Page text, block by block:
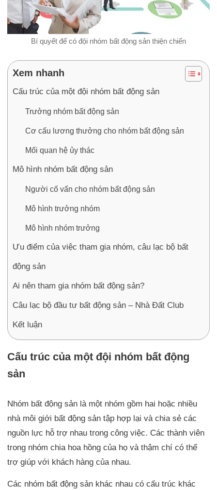
Bí quyết để có đội nhóm bất động sản thiện chiến
Xem nhanh
Cấu trúc của một đội nhóm bất động sản
Trưởng nhóm bất động sản
Cơ cấu lương thưởng cho nhóm bất động sản
Mối quan hệ ủy thác
Mô hình nhóm bất động sản
Người cố vấn cho nhóm bất động sản
Mô hình trưởng nhóm
Mô hình nhóm trưởng
Ưu điểm của việc tham gia nhóm, câu lạc bộ bất
động sản
Ai nên tham gia nhóm bất động sản?
Câu lạc bộ đầu tư bất động sản – Nhà Đất Club
Kết luận
Cấu trúc của một đội nhóm bất động
sản
Nhóm bất động sản là một nhóm gồm hai hoặc nhiều
nhà môi giới bất động sản tập hợp lại và chia sẻ các
nguồn lực hỗ trợ nhau trong công việc. Các thành viên
trong nhóm chia hoa hồng của họ và thậm chí có thể
trợ giúp với khách hàng của nhau.
Các nhóm bất động sản khác nhau có cấu trúc khác